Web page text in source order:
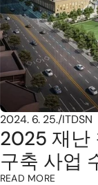
2024. 6. 25./ITDSN
2025 재난
구축 사업
READ MORE